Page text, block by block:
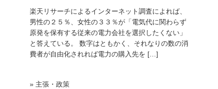
楽天リサーチによるインターネット調査によれば、
男性の２５％、女性の３３％が「電気代に関わらず
原発を保有する従来の電力会社を選択したくない」
と答えている。 数字はともかく、それなりの数の消
費者が自由化されれば電力の購入先を […]
» 主張・政策